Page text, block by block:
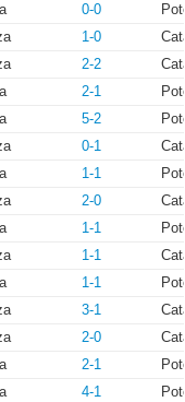
0-0
1-0
2-2
2-1
5-2
0-1
1-1
2-0
1-1
1-1
1-1
3-1
2-0
2-1
4-1